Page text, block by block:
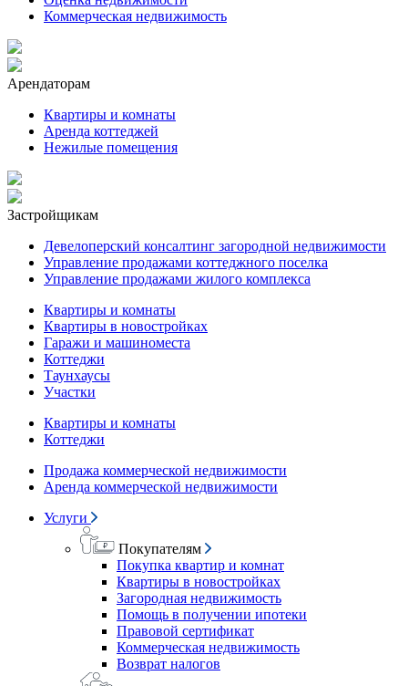
Коммерческая недвижимость
Арендаторам
Квартиры и комнаты
Аренда коттеджей
Нежилые помещения
Застройщикам
Девелоперский консалтинг загородной недвижимости
Управление продажами коттеджного поселка
Управление продажами жилого комплекса
Квартиры и комнаты
Квартиры в новостройках
Гаражи и машиноместа
Коттеджи
Таунхаусы
Участки
Квартиры и комнаты
Коттеджи
Продажа коммерческой недвижимости
Аренда коммерческой недвижимости
Услуги
Покупателям
Покупка квартир и комнат
Квартиры в новостройках
Загородная недвижимость
Помощь в получении ипотеки
Правовой сертификат
Коммерческая недвижимость
Возврат налогов